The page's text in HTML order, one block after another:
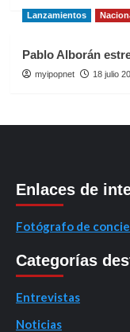
Lanzamientos
Pablo Alborán
myipopnet 18 julio
Enlaces de
Fotógrafo de
Categorías
Entrevistas
Noticias